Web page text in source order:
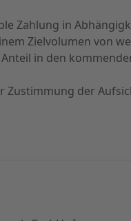
Zahlung in
Zielvolumen von
in den
Zustimmung der